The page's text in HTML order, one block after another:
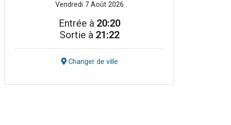
Vendredi 7 Août 2026
Entrée à 20:20
Sortie à 21:22
Changer de ville